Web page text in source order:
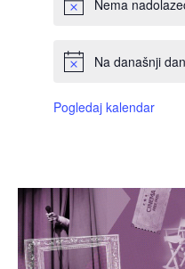
Nema
Na današnji
Pogledaj kalendar